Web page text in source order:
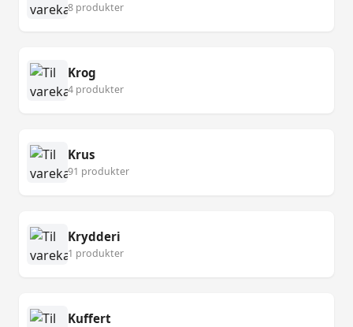
8 produkter
Krog
4 produkter
Krus
91 produkter
Krydderi
1 produkter
Kuffert